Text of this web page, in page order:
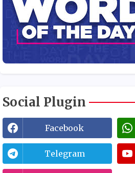
Social Plugin
Facebook
Telegram